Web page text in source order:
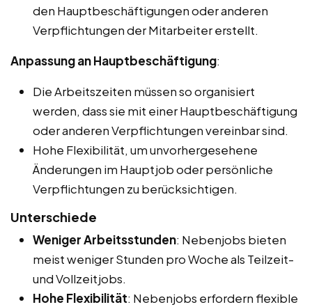
den Hauptbeschäftigungen oder anderen
Verpflichtungen der Mitarbeiter erstellt.
Anpassung an Hauptbeschäftigung:
Die Arbeitszeiten müssen so organisiert
werden, dass sie mit einer Hauptbeschäftigung
oder anderen Verpflichtungen vereinbar sind.
Hohe Flexibilität, um unvorhergesehene
Änderungen im Hauptjob oder persönliche
Verpflichtungen zu berücksichtigen.
Unterschiede
Weniger Arbeitsstunden: Nebenjobs bieten
meist weniger Stunden pro Woche als Teilzeit-
und Vollzeitjobs.
Hohe Flexibilität: Nebenjobs erfordern flexible